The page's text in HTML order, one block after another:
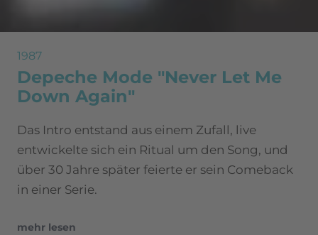
1987
Depeche Mode "Never Let Me
Down Again"
Das Intro entstand aus einem Zufall, live
entwickelte sich ein Ritual um den Song, und
über 30 Jahre später feierte er sein Comeback
in einer Serie.
mehr lesen